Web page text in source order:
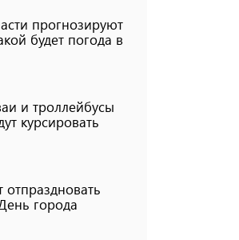
прогнозируют
будет погода в
и троллейбусы
курсировать
отпраздновать
города